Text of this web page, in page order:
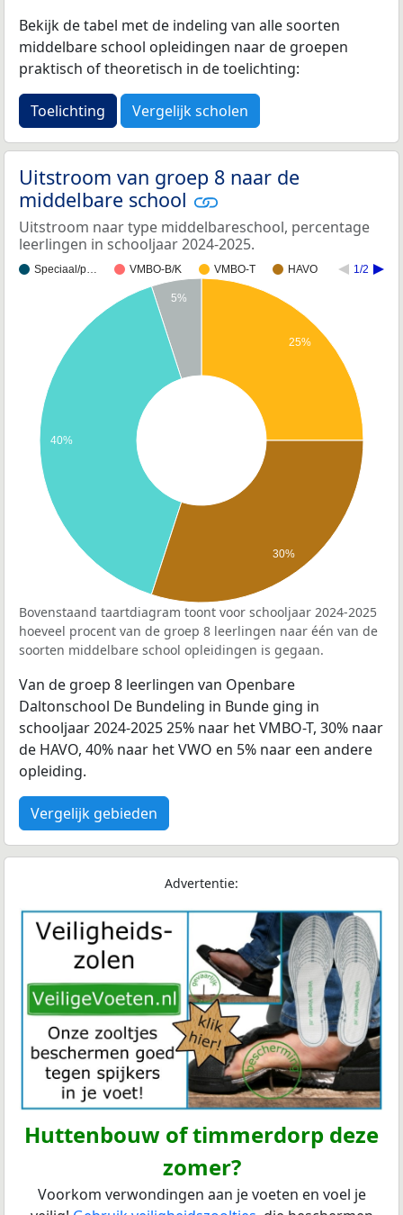
Bekijk de tabel met de indeling van alle soorten
middelbare school opleidingen naar de groepen
praktisch of theoretisch in de toelichting:
Toelichting Vergelijk scholen
Uitstroom van groep 8 naar de
middelbare school
Uitstroom naar type middelbareschool, percentage
leerlingen in schooljaar 2024-2025.
Speciaal/p… VMBO-B/K VMBO-T HAVO 1/2
25%
5%
40%
30%
Bovenstaand taartdiagram toont voor schooljaar 2024-2025
hoeveel procent van de groep 8 leerlingen naar één van de
soorten middelbare school opleidingen is gegaan.
Van de groep 8 leerlingen van Openbare
Daltonschool De Bundeling in Bunde ging in
schooljaar 2024-2025 25% naar het VMBO-T, 30% naar
de HAVO, 40% naar het VWO en 5% naar een andere
opleiding.
Vergelijk gebieden
Advertentie:
Huttenbouw of timmerdorp deze
zomer?
Voorkom verwondingen aan je voeten en voel je